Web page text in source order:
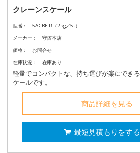
クレーンスケール
型番：
5ACBE-R（2kg／5t）
メーカー：
守随本店
価格：
お問合せ
在庫状況：
在庫あり
軽量でコンパクトな、持ち運びが楽にでき
ケールです。
商品詳細を見る
最短見積もりをする